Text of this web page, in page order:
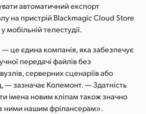
автоматичний експорт
на пристрій Blackmagic Cloud Store
телестудії.
це єдина компанія, яка забезпечує
передачі файлів без
серверних сценаріїв або
— зазначає Колемонт. — Здатність
імена новим кліпам також значно
ними нашим фрілансерам».